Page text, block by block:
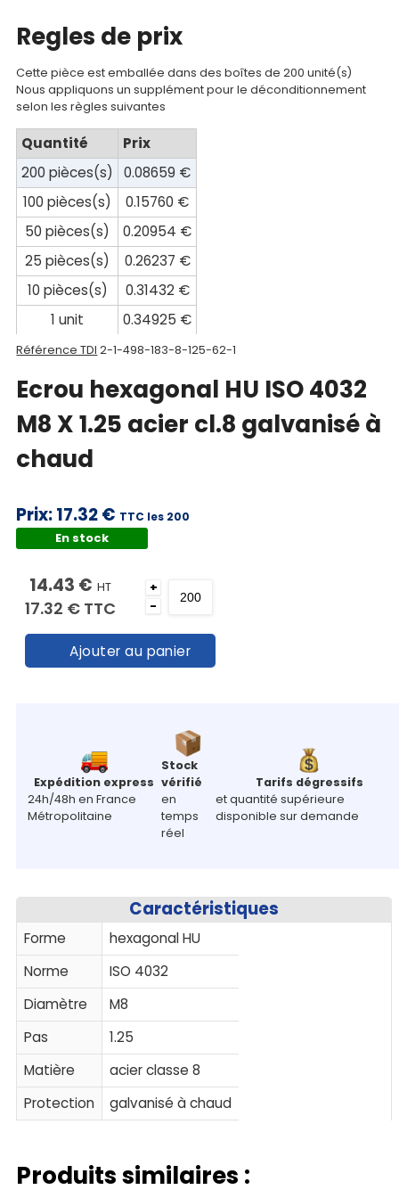
Mon
panier
Contact
Regles de prix
Cette pièce est emballée dans des boîtes de 200 unité(s)
Nous appliquons un supplément pour le déconditionnement
selon les règles suivantes
Quantité
Prix
200 pièces(s)
0.08659 €
100 pièces(s)
0.15760 €
50 pièces(s)
0.20954 €
25 pièces(s)
0.26237 €
10 pièces(s)
0.31432 €
1 unit
0.34925 €
Référence TDI 2-1-498-183-8-125-62-1
Ecrou hexagonal HU ISO 4032
M8 X 1.25 acier cl.8 galvanisé à
chaud
Prix:17.32 € TTC les 200
En stock
14.43 € HT
17.32 € TTC
+
-
Ajouter au panier
Expédition express
24h/48h en France
Métropolitaine
Stock
vérifié
en
temps
réel
Tarifs dégressifs
et quantité supérieure
disponible sur demande
Caractéristiques
Forme
hexagonal HU
Norme
ISO 4032
Diamètre
M8
Pas
1.25
Matière
acier classe 8
Protection
galvanisé à chaud
Produits similaires :